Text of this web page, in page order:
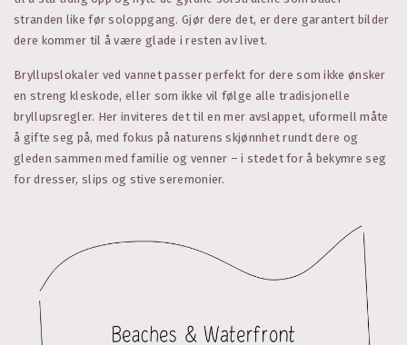
stranden like før soloppgang. Gjør dere det, er dere garantert bilder
dere kommer til å være glade i resten av livet.
Bryllupslokaler ved vannet passer perfekt for dere som ikke ønsker
en streng kleskode, eller som ikke vil følge alle tradisjonelle
bryllupsregler. Her inviteres det til en mer avslappet, uformell måte
å gifte seg på, med fokus på naturens skjønnhet rundt dere og
gleden sammen med familie og venner – i stedet for å bekymre seg
for dresser, slips og stive seremonier.